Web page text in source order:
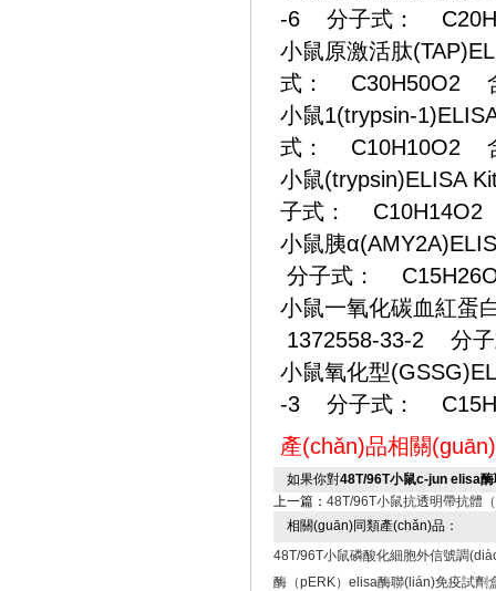
-6 分子式：
小鼠原激活肽
式： C30H50O2
小鼠1(trypsin-
式： C10H10O2
小鼠
子式：
小鼠胰
分子式：
小鼠一氧化碳血紅
1372558-33-2 分
小鼠氧化型
-3 分子式：
產(chǎn)品相關
如果你對48T/96T小鼠c-jun elisa
上一篇： 48T/96T小鼠抗透明帶抗體
相關(guān)同類產(chǎn)品：
48T/96T小鼠磷酸化細胞外信號調
酶（pERK）elisa酶聯(lián)免疫試劑